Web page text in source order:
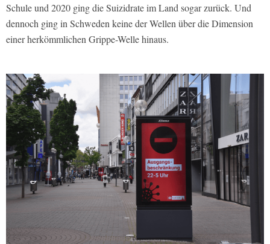
Schule und 2020 ging die Suizidrate im Land sogar zurück. Und
dennoch ging in Schweden keine der Wellen über die Dimension
einer herkömmlichen Grippe-Welle hinaus.